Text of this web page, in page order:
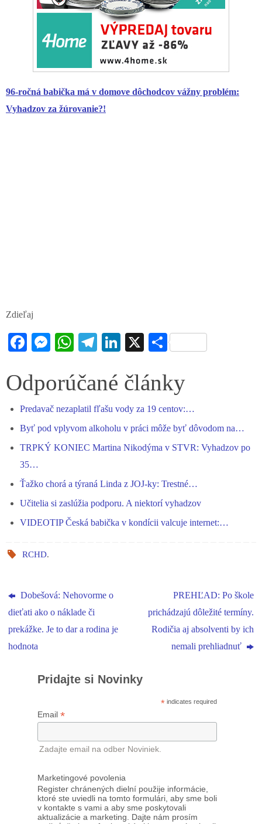
96-ročná babička má v domove dôchodcov vážny problém:
Vyhadzov za žúrovanie?!
Zdieľaj
Fa
bo
ok
M
se
er
W
ts
pp
Te
gr
m
Li
ed
X S
re
Odporúčané články
Predavač nezaplatil fľašu vody za 19 centov:…
Byť pod vplyvom alkoholu v práci môže byť dôvodom na…
TRPKÝ KONIEC Martina Nikodýma v STVR: Vyhadzov po
35…
Ťažko chorá a týraná Linda z JOJ-ky: Trestné…
Učitelia si zaslúžia podporu. A niektorí vyhadzov
VIDEOTIP Česká babička v kondícii valcuje internet:…
RCHD.
Dobešová: Nehovorme o
dieťati ako o náklade či
prekážke. Je to dar a rodina je
hodnota
PREHĽAD: Po škole
prichádzajú dôležité termíny.
Rodičia aj absolventi by ich
nemali prehliadnuť
Pridajte si Novinky
* indicates required
Email *
Zadajte email na odber Noviniek.
Marketingové povolenia
Register chránených dielní použije informácie,
ktoré ste uviedli na tomto formulári, aby sme boli
v kontakte s vami a aby sme poskytovali
aktualizácie a marketing. Dajte nám prosím